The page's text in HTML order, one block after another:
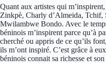
Quant aux artistes qui
Zinkpè, Charly d’Almeida, Tchif,
Mwilambwe Bondo. Avec le
béninois m’inspirent parce qu’à
cherché ou appris de ce qu’ils
ils m’ont inspiré. C’est grâce à
béninois connait sa richesse et